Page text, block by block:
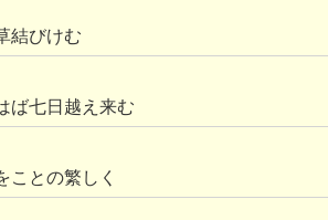
結びけむ
ば七日越え来む
ことの繁しく